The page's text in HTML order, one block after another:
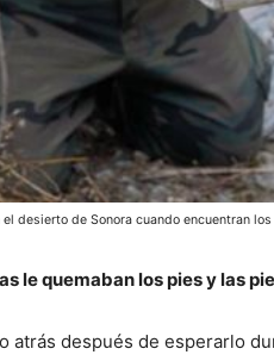
desierto de Sonora cuando encuentran
le quemaban los pies y las
atrás después de esperarlo